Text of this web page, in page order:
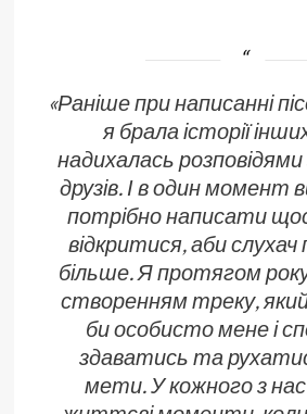
«Раніше при написанні
я брала історії
надихалась
друзів. І в один момент
потрібно написати
відкритися, аби слухач
більше. Я протягом
створенням треку,
би особисто мене і
здаватись та
мети. У кожного з